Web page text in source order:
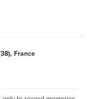
France